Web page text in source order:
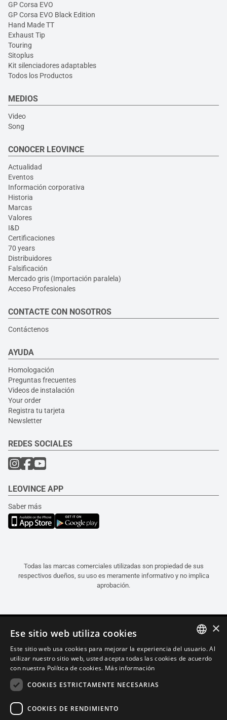
GP Corsa EVO
GP Corsa EVO Black Edition
Hand Made TT
Exhaust Tip
Touring
Sitoplus
Kit silenciadores adaptables
Todos los Productos
MEDIOS
Video
Song
CONOCER LEOVINCE
Actualidad
Eventos
Información corporativa
Historia
Marcas
Valores
I&D
Certificaciones
70 years
Distribuidores
Falsificación
Mercado gris (Importación paralela)
Acceso Profesionales
CONTACTE CON NOSOTROS
Contáctenos
AYUDA
Homologación
Preguntas frecuentes
Videos de instalación
Your order
Registra tu tarjeta
Newsletter
REDES SOCIALES
LEOVINCE APP
Saber más
Todas las marcas comerciales utilizadas son propiedad de sus
respectivos dueños, su uso es meramente informativo y no implica
aprobación.
ITALIAN
×
Ese sitio web utiliza cookies
Este sitio web usa cookies para mejorar la experiencia del usuario. Al
utilizar nuestro sitio web, usted acepta todas las cookies de acuerdo
con nuestra Política de cookies. Más información
COOKIES ESTRICTAMENTE NECESARIAS
COOKIES DE RENDIMIENTO